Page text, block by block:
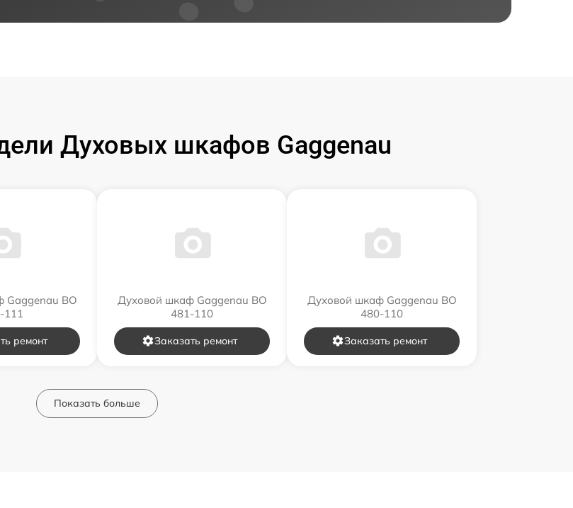
Духовых шкафов Gaggenau
Gaggenau BO
111
ремонт
Духовой шкаф Gaggenau BO
481-110
Заказать ремонт
Духовой шкаф Gaggenau BO
480-110
Заказать ремонт
Показать больше